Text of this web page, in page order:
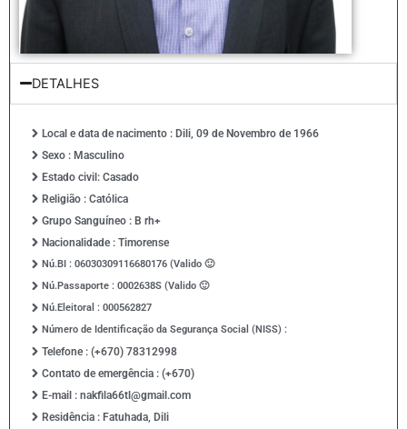
DETALHES
Local e data de nacimento : Dili, 09 de Novembro de 1966
Sexo : Masculino
Estado civil: Casado
Religião : Católica
Grupo Sanguíneo : B rh+
Nacionalidade : Timorense
Nú.BI : 06030309116680176 (Valido 🙂
Nú.Passaporte : 0002638S (Valido 🙂
Nú.Eleitoral : 000562827
Número de Identificação da Segurança Social (NISS) :
Telefone : (+670) 78312998
Contato de emergência : (+670)
E-mail : nakfila66tl@gmail.com
Residência : Fatuhada, Dili